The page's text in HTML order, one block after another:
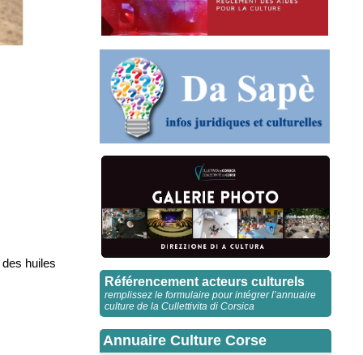
huiles
Référencement acteurs culturels
remplissez le formulaire pour intégrer l’annuaire
culture de la Cullettivita di Corsica
Annuaire Culture Corse